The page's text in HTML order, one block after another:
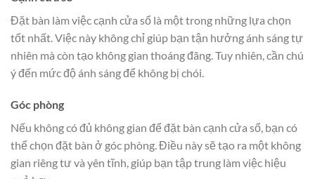
Đặt bàn làm việc cạnh cửa sổ là một trong những lựa chọn
tốt nhất. Việc này không chỉ giúp bạn tận hưởng ánh sáng tự
nhiên mà còn tạo không gian thoáng đãng. Tuy nhiên, cần chú
ý đến mức độ ánh sáng để không bị chói.
Góc phòng
Nếu không có đủ không gian để đặt bàn cạnh cửa sổ, bạn có
thể chọn đặt bàn ở góc phòng. Điều này sẽ tạo ra một không
gian riêng tư và yên tĩnh, giúp bạn tập trung làm việc hiệu